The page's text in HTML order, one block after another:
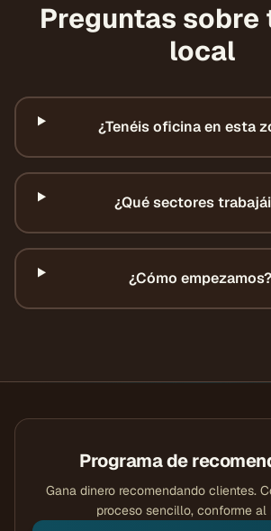
Preguntas
local
¿Tenéis oficina en esta
¿Qué sectores
¿Cómo empezamos?
Programa de
Gana dinero recomendando clientes.
proceso sencillo, conforme al